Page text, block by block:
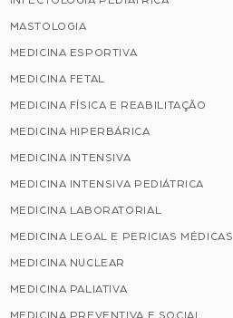
MASTOLOGIA
MEDICINA ESPORTIVA
MEDICINA FETAL
MEDICINA FÍSICA E REABILITAÇÃO
MEDICINA HIPERBÁRICA
MEDICINA INTENSIVA
MEDICINA INTENSIVA PEDIÁTRICA
MEDICINA LABORATORIAL
MEDICINA LEGAL E PERICIAS MÉDICAS
MEDICINA NUCLEAR
MEDICINA PALIATIVA
MEDICINA PREVENTIVA E SOCIAL